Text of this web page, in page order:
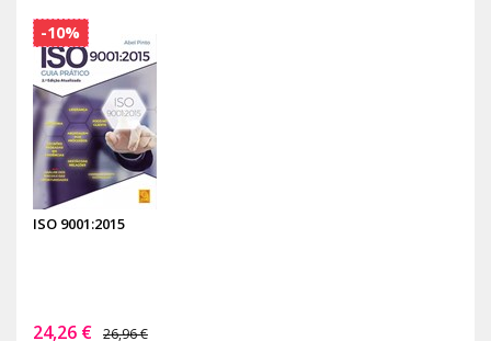
ISO 9001:2015
24,26 € 26,96 €
-10%